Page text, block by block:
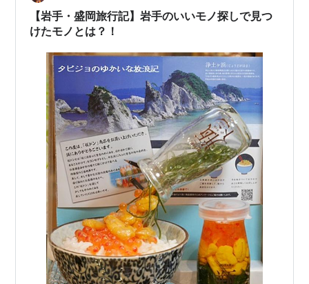
す。 手軽に地元の味を楽しめる瓶ドンを、一度お取り寄
せしてみてはいかがでしょうか。 ハチイチ商店…
【岩手・盛岡旅行記】岩手のいいモノ探しで見つ
けたモノとは？！